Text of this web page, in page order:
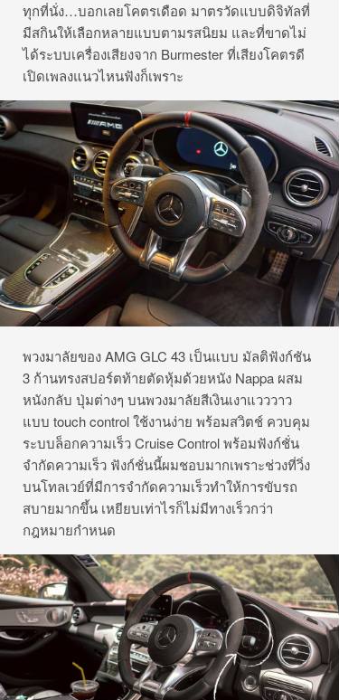
ทุกที่นั่ง…บอกเลยโคตรเดือด มาตรวัดแบบดิจิทัลที่
มีสกินให้เลือกหลายแบบตามรสนิยม และที่ขาดไม่
ได้ระบบเครื่องเสียงจาก Burmester ที่เสียงโคตรดี
เปิดเพลงแนวไหนฟังก็เพราะ
พวงมาลัยของ AMG GLC 43 เป็นแบบ มัลติฟังก์ชัน
3 ก้านทรงสปอร์ตท้ายตัดหุ้มด้วยหนัง Nappa ผสม
หนังกลับ ปุ่มต่างๆ บนพวงมาลัยสีเงินเงาแวววาว
แบบ touch control ใช้งานง่าย พร้อมสวิตช์ ควบคุม
ระบบล็อกความเร็ว Cruise Control พร้อมฟังก์ชั่น
จำกัดความเร็ว ฟังก์ชั่นนี้ผมชอบมากเพราะช่วงที่วิ่ง
บนโทลเวย์ที่มีการจำกัดความเร็วทำให้การขับรถ
สบายมากขึ้น เหยียบเท่าไรก็ไม่มีทางเร็วกว่า
กฎหมายกำหนด